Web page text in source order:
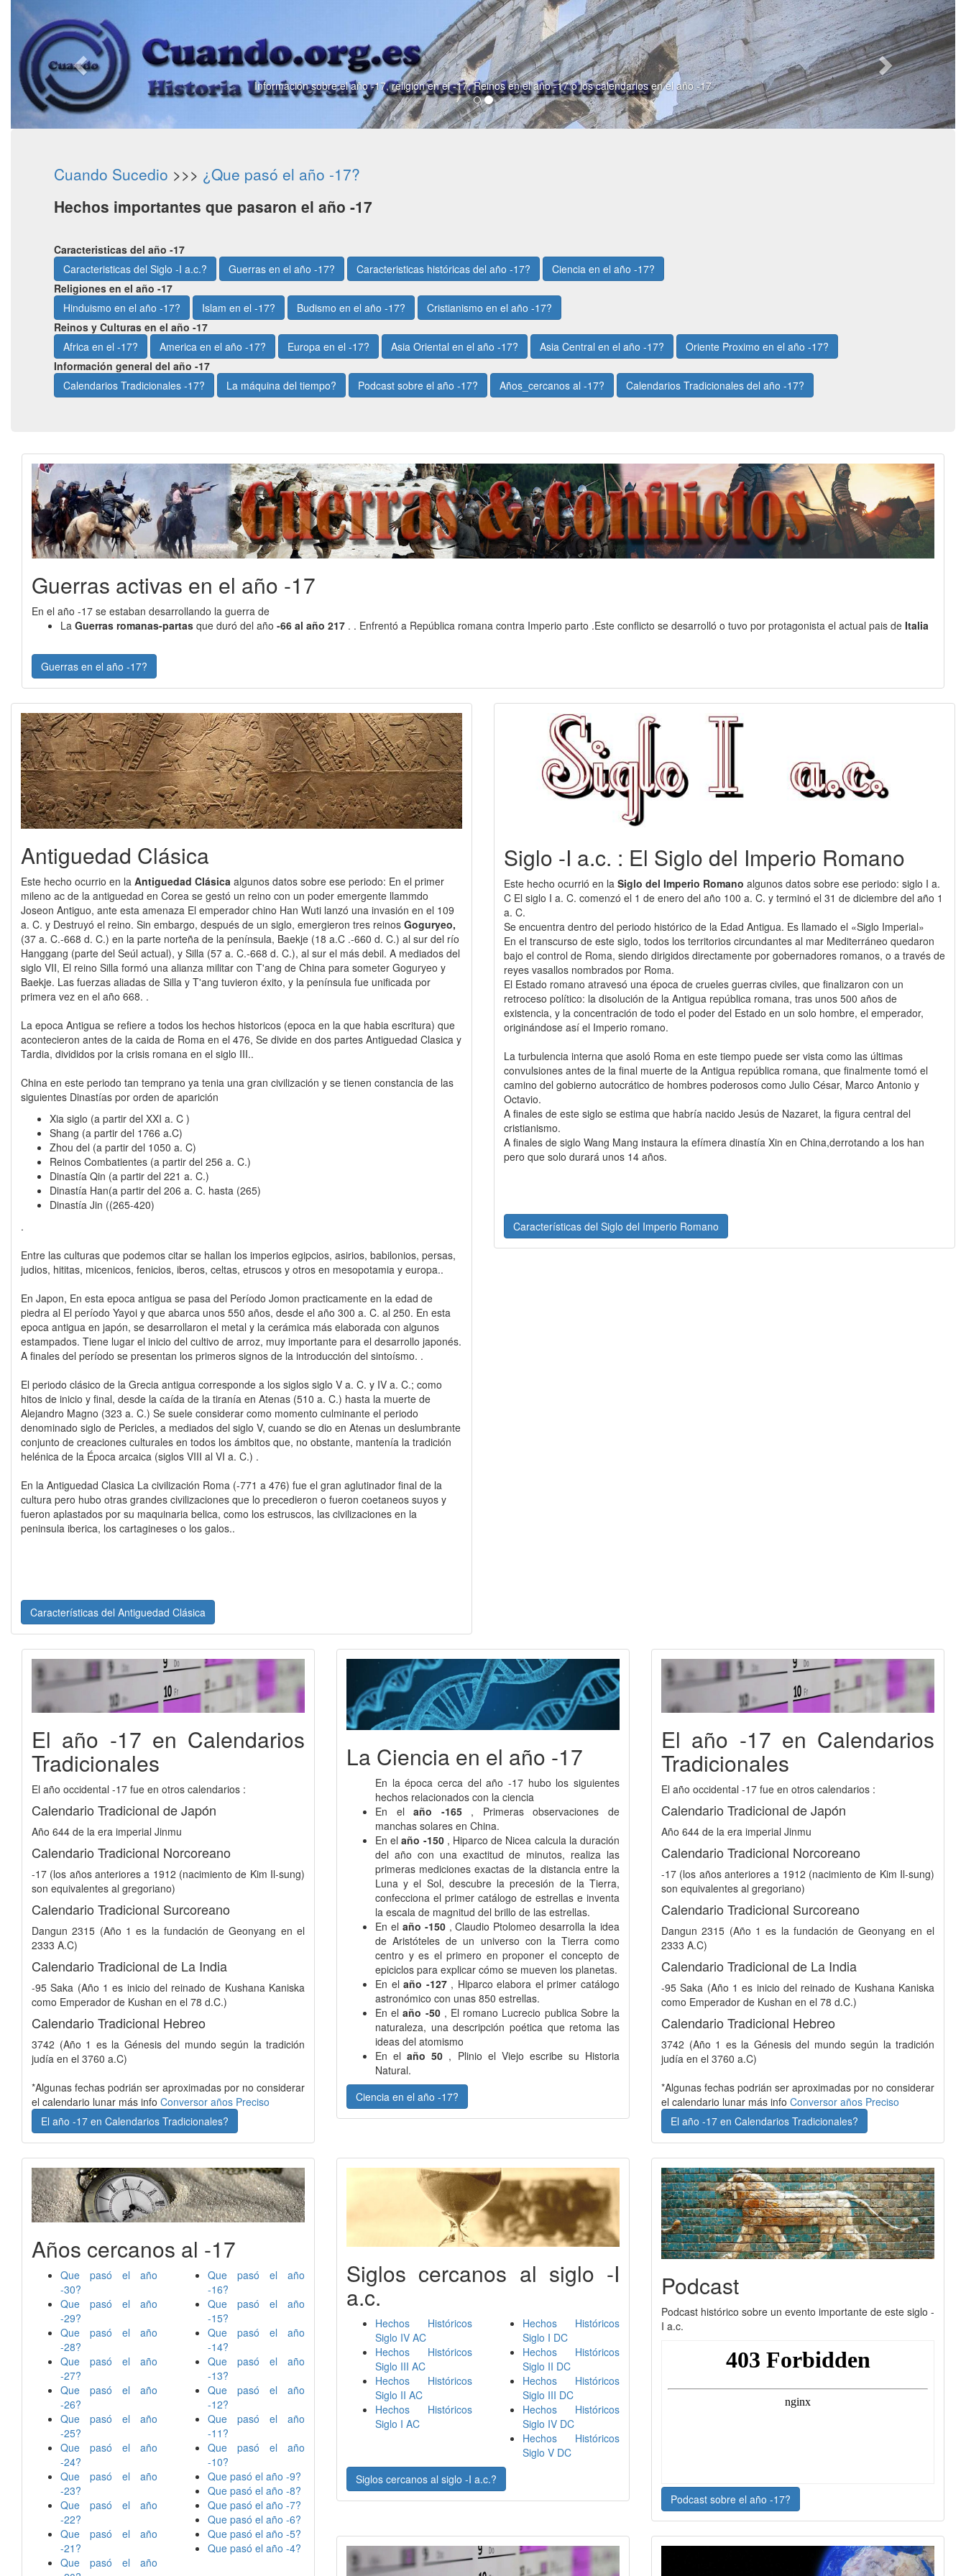
Información sobre el año -17, religión en el -17, Reinos en el año -17 o los calendarios en el año -17
Cuando Sucedio >>> ¿Que pasó el año -17?
Hechos importantes que pasaron el año -17
Caracteristicas del año -17
Caracteristicas del Siglo -I a.c.?
Guerras en el año -17? Caracteristicas históricas del año -17?
Ciencia en el año -17?
Religiones en el año -17
Hinduismo en el año -17?
Islam en el -17? Budismo en el año -17?
Cristianismo en el año -17?
Reinos y Culturas en el año -17
Africa en el -17?
America en el año -17? Europa en el -17? Asia Oriental en el año -17? Asia Central en el año -17?
Oriente Proximo en el año -17?
Información general del año -17
Calendarios Tradicionales -17?
La máquina del tiempo? Podcast sobre el año -17? Años_cercanos al -17? Calendarios Tradicionales del año -17?
Guerras activas en el año -17
En el año -17 se estaban desarrollando la guerra de
La Guerras romanas-partas que duró del año -66 al año 217 . . Enfrentó a República romana contra Imperio parto .Este conflicto se desarrolló o tuvo por protagonista el actual pais de Italia
Guerras en el año -17?
Antiguedad Clásica
Este hecho ocurrio en la Antiguedad Clásica algunos datos sobre ese periodo: En el primer
mileno ac de la antiguedad en Corea se gestó un reino con un poder emergente llammdo
Joseon Antiguo, ante esta amenaza El emperador chino Han Wuti lanzó una invasión en el 109
a. C. y Destruyó el reino. Sin embargo, después de un siglo, emergieron tres reinos Goguryeo,
(37 a. C.-668 d. C.) en la parte norteña de la península, Baekje (18 a.C .-660 d. C.) al sur del río
Hanggang (parte del Seúl actual), y Silla (57 a. C.-668 d. C.), al sur el más debil. A mediados del
siglo VII, El reino Silla formó una alianza militar con T'ang de China para someter Goguryeo y
Baekje. Las fuerzas aliadas de Silla y T'ang tuvieron éxito, y la península fue unificada por
primera vez en el año 668. .
La epoca Antigua se refiere a todos los hechos historicos (epoca en la que habia escritura) que
acontecieron antes de la caida de Roma en el 476, Se divide en dos partes Antiguedad Clasica y
Tardia, divididos por la crisis romana en el siglo III..
China en este periodo tan temprano ya tenia una gran civilización y se tienen constancia de las
siguientes Dinastías por orden de aparición
Xia siglo (a partir del XXI a. C )
Shang (a partir del 1766 a.C)
Zhou del (a partir del 1050 a. C)
Reinos Combatientes (a partir del 256 a. C.)
Dinastía Qin (a partir del 221 a. C.)
Dinastía Han(a partir del 206 a. C. hasta (265)
Dinastía Jin ((265-420)
.
Entre las culturas que podemos citar se hallan los imperios egipcios, asirios, babilonios, persas,
judios, hititas, micenicos, fenicios, iberos, celtas, etruscos y otros en mesopotamia y europa..
En Japon, En esta epoca antigua se pasa del Período Jomon practicamente en la edad de
piedra al El período Yayoi y que abarca unos 550 años, desde el año 300 a. C. al 250. En esta
epoca antigua en japón, se desarrollaron el metal y la cerámica más elaborada con algunos
estampados. Tiene lugar el inicio del cultivo de arroz, muy importante para el desarrollo japonés.
A finales del período se presentan los primeros signos de la introducción del sintoísmo. .
El periodo clásico de la Grecia antigua corresponde a los siglos siglo V a. C. y IV a. C.; como
hitos de inicio y final, desde la caída de la tiranía en Atenas (510 a. C.) hasta la muerte de
Alejandro Magno (323 a. C.) Se suele considerar como momento culminante el periodo
denominado siglo de Pericles, a mediados del siglo V, cuando se dio en Atenas un deslumbrante
conjunto de creaciones culturales en todos los ámbitos que, no obstante, mantenía la tradición
helénica de la Época arcaica (siglos VIII al VI a. C.) .
En la Antiguedad Clasica La civilización Roma (-771 a 476) fue el gran aglutinador final de la
cultura pero hubo otras grandes civilizaciones que lo precedieron o fueron coetaneos suyos y
fueron aplastados por su maquinaria belica, como los estruscos, las civilizaciones en la
peninsula iberica, los cartagineses o los galos..
Características del Antiguedad Clásica
Siglo -I a.c. : El Siglo del Imperio Romano
Este hecho ocurrió en la Siglo del Imperio Romano algunos datos sobre ese periodo: siglo I a.
C El siglo I a. C. comenzó el 1 de enero del año 100 a. C. y terminó el 31 de diciembre del año 1
a. C.
Se encuentra dentro del periodo histórico de la Edad Antigua. Es llamado el «Siglo Imperial»
En el transcurso de este siglo, todos los territorios circundantes al mar Mediterráneo quedaron
bajo el control de Roma, siendo dirigidos directamente por gobernadores romanos, o a través de
reyes vasallos nombrados por Roma.
El Estado romano atravesó una época de crueles guerras civiles, que finalizaron con un
retroceso político: la disolución de la Antigua república romana, tras unos 500 años de
existencia, y la concentración de todo el poder del Estado en un solo hombre, el emperador,
originándose así el Imperio romano.
La turbulencia interna que asoló Roma en este tiempo puede ser vista como las últimas
convulsiones antes de la final muerte de la Antigua república romana, que finalmente tomó el
camino del gobierno autocrático de hombres poderosos como Julio César, Marco Antonio y
Octavio.
A finales de este siglo se estima que habría nacido Jesús de Nazaret, la figura central del
cristianismo.
A finales de siglo Wang Mang instaura la efímera dinastía Xin en China,derrotando a los han
pero que solo durará unos 14 años.
Características del Siglo del Imperio Romano
El año -17 en Calendarios
Tradicionales
El año occidental -17 fue en otros calendarios :
Calendario Tradicional de Japón
Año 644 de la era imperial Jinmu
Calendario Tradicional Norcoreano
-17 (los años anteriores a 1912 (nacimiento de Kim Il-sung)
son equivalentes al gregoriano)
Calendario Tradicional Surcoreano
Dangun 2315 (Año 1 es la fundación de Geonyang en el
2333 A.C)
Calendario Tradicional de La India
-95 Saka (Año 1 es inicio del reinado de Kushana Kaniska
como Emperador de Kushan en el 78 d.C.)
Calendario Tradicional Hebreo
3742 (Año 1 es la Génesis del mundo según la tradición
judía en el 3760 a.C)
*Algunas fechas podrián ser aproximadas por no considerar
el calendario lunar más info Conversor años Preciso
El año -17 en Calendarios Tradicionales?
La Ciencia en el año -17
En la época cerca del año -17 hubo los siguientes
hechos relacionados con la ciencia
En elaño -165 , Primeras observaciones de
manchas solares en China.
En elaño -150 , Hiparco de Nicea calcula la duración
del año con una exactitud de minutos, realiza las
primeras mediciones exactas de la distancia entre la
Luna y el Sol, descubre la precesión de la Tierra,
confecciona el primer catálogo de estrellas e inventa
la escala de magnitud del brillo de las estrellas.
En el año -150 , Claudio Ptolomeo desarrolla la idea
de Aristóteles de un universo con la Tierra como
centro y es el primero en proponer el concepto de
epiciclos para explicar cómo se mueven los planetas.
En elaño -127 , Hiparco elabora el primer catálogo
astronómico con unas 850 estrellas.
En elaño -50 , El romano Lucrecio publica Sobre la
naturaleza, una descripción poética que retoma las
ideas del atomismo
En elaño 50 , Plinio el Viejo escribe su Historia
Natural.
Ciencia en el año -17?
El año -17 en Calendarios
Tradicionales
El año occidental -17 fue en otros calendarios :
Calendario Tradicional de Japón
Año 644 de la era imperial Jinmu
Calendario Tradicional Norcoreano
-17 (los años anteriores a 1912 (nacimiento de Kim Il-sung)
son equivalentes al gregoriano)
Calendario Tradicional Surcoreano
Dangun 2315 (Año 1 es la fundación de Geonyang en el
2333 A.C)
Calendario Tradicional de La India
-95 Saka (Año 1 es inicio del reinado de Kushana Kaniska
como Emperador de Kushan en el 78 d.C.)
Calendario Tradicional Hebreo
3742 (Año 1 es la Génesis del mundo según la tradición
judía en el 3760 a.C)
*Algunas fechas podrián ser aproximadas por no considerar
el calendario lunar más info Conversor años Preciso
El año -17 en Calendarios Tradicionales?
Años cercanos al -17
Que pasó el año
-30?
Que pasó el año
-29?
Que pasó el año
-28?
Que pasó el año
-27?
Que pasó el año
-26?
Que pasó el año
-25?
Que pasó el año
-24?
Que pasó el año
-23?
Que pasó el año
-22?
Que pasó el año
-21?
Que pasó el año
Que pasó el año
-16?
Que pasó el año
-15?
Que pasó el año
-14?
Que pasó el año
-13?
Que pasó el año
-12?
Que pasó el año
-11?
Que pasó el año
-10?
Que pasó el año -9?
Que pasó el año -8?
Que pasó el año -7?
Que pasó el año -6?
Que pasó el año -5?
Que pasó el año -4?
Siglos cercanos al siglo -I
a.c.
Hechos Históricos
Siglo IV AC
Hechos Históricos
Siglo III AC
Hechos Históricos
Siglo II AC
Hechos Históricos
Siglo I AC
Hechos Históricos
Siglo I DC
Hechos Históricos
Siglo II DC
Hechos Históricos
Siglo III DC
Hechos Históricos
Siglo IV DC
Hechos Históricos
Siglo V DC
Siglos cercanos al siglo -I a.c.?
Podcast
Podcast histórico sobre un evento importante de este siglo -
I a.c.
Podcast sobre el año -17?